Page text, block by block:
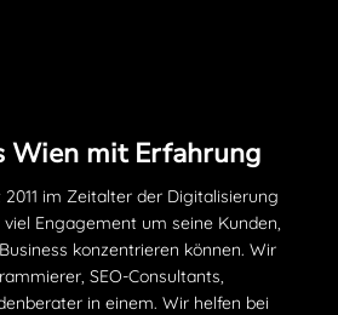
Wien mit Erfahrung
im Zeitalter der Digitalisierung
Engagement um seine Kunden,
konzentrieren können. Wir
SEO-Consultants,
in einem. Wir helfen bei